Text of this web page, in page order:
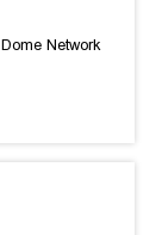
Network